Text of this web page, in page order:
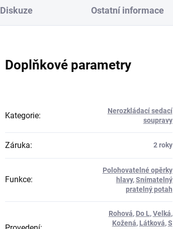
Diskuze Ostatní informace
Doplňkové parametry
Kategorie:
Nerozkládací sedací
soupravy
Záruka: 2 roky
Funkce:
Polohovatelné opěrky
hlavy,Snímatelný
pratelný potah
Rohová, Do L,Velká,
Kožená, Látková,S